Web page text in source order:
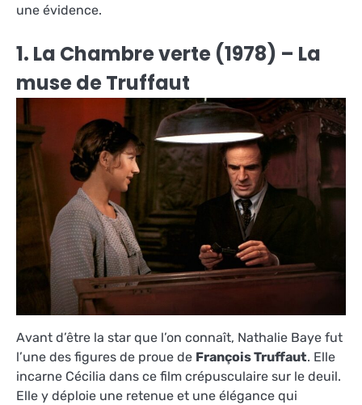
une évidence.
1. La Chambre verte (1978) – La
muse de Truffaut
Avant d’être la star que l’on connaît, Nathalie Baye fut
l’une des figures de proue de François Truffaut. Elle
incarne Cécilia dans ce film crépusculaire sur le deuil.
Elle y déploie une retenue et une élégance qui